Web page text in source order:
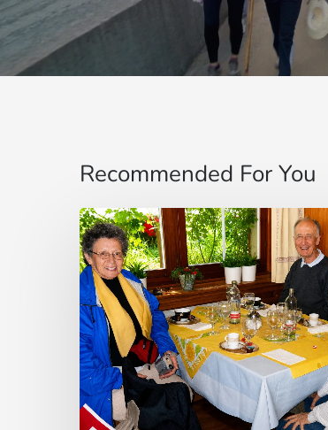
Recommended For You
Cardenal
Camillo
Ruini
un
«fiel
pastor»
paseando
por